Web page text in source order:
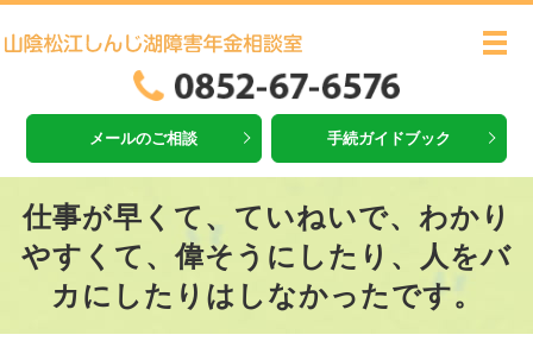
メールのご相談 手続ガイドブック
メ
仕事が早くて、ていねいで、わかり
やすくて、偉そうにしたり、人をバ
カにしたりはしなかったです。